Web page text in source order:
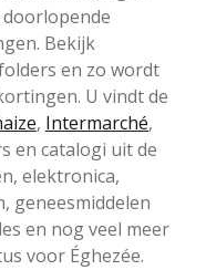
Bekijk
en zo wordt
U vindt de
, Intermarché,
en catalogi uit de
elektronica,
geneesmiddelen
en nog veel meer
voor Éghezée.